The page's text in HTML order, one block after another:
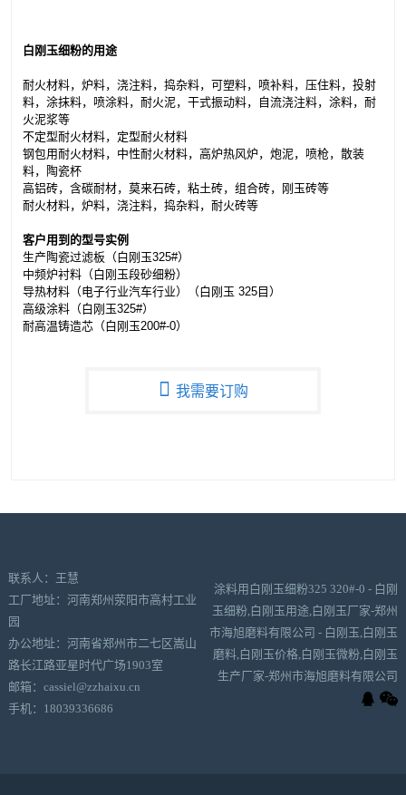
白刚玉细粉的用途
耐火材料，炉料，浇注料，捣杂料，可塑料，喷补料，压住料，投射
料，涂抹料，喷涂料，耐火泥，干式振动料，自流浇注料，涂料，耐
火泥浆等
不定型耐火材料，定型耐火材料
钢包用耐火材料，中性耐火材料，高炉热风炉，炮泥，喷枪，散装
料，陶瓷杯
高铝砖，含碳耐材，莫来石砖，粘土砖，组合砖，刚玉砖等
耐火材料，炉料，浇注料，捣杂料，耐火砖等
客户用到的型号实例
生产陶瓷过滤板 （白刚玉325#）
中频炉衬料（白刚玉段砂细粉）
导热材料（电子行业汽车行业）（白刚玉 325目）
高级涂料（白刚玉325#）
耐高温铸造芯 （白刚玉200#-0）
我需要订购
联系人：王慧
工厂地址：河南郑州荥阳市高村工业
园
办公地址：河南省郑州市二七区嵩山
路长江路亚星时代广场1903室
邮箱：cassiel@zzhaixu.cn
手机：18039336686
涂料用白刚玉细粉325 320#-0 - 白刚
玉细粉,白刚玉用途,白刚玉厂家-郑州
市海旭磨料有限公司 - 白刚玉,白刚玉
磨料,白刚玉价格,白刚玉微粉,白刚玉
生产厂家-郑州市海旭磨料有限公司